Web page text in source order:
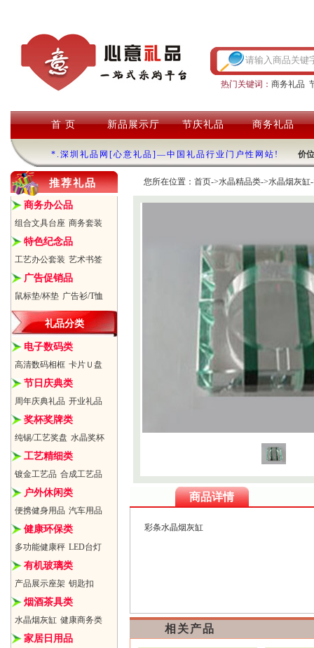
热门关键词： 商务礼品
首 页 新品展示厅 节庆礼品 商务礼品
*.深圳礼品网[心意礼品]—中国礼品行业门户性网站! 价
推荐礼品
商务办公品
组合文具台座 商务套装
特色纪念品
工艺办公套装 艺术书签
广告促销品
鼠标垫/杯垫 广告衫/T恤
礼品分类
电子数码类
高清数码相框 卡片Ｕ盘
节日庆典类
周年庆典礼品 开业礼品
奖杯奖牌类
纯锡/工艺奖盘 水晶奖杯
工艺精细类
镀金工艺品 合成工艺品
户外休闲类
便携健身用品 汽车用品
健康环保类
多功能健康秤 LED台灯
有机玻璃类
产品展示座架 钥匙扣
烟酒茶具类
水晶烟灰缸 健康商务类
家居日用品
您所在位置： 首页->水晶精品类->水晶烟灰缸
商品详情
彩条水晶烟灰缸
相关产品